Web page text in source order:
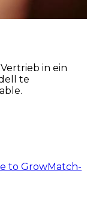
in ein
te
to GrowMatch-